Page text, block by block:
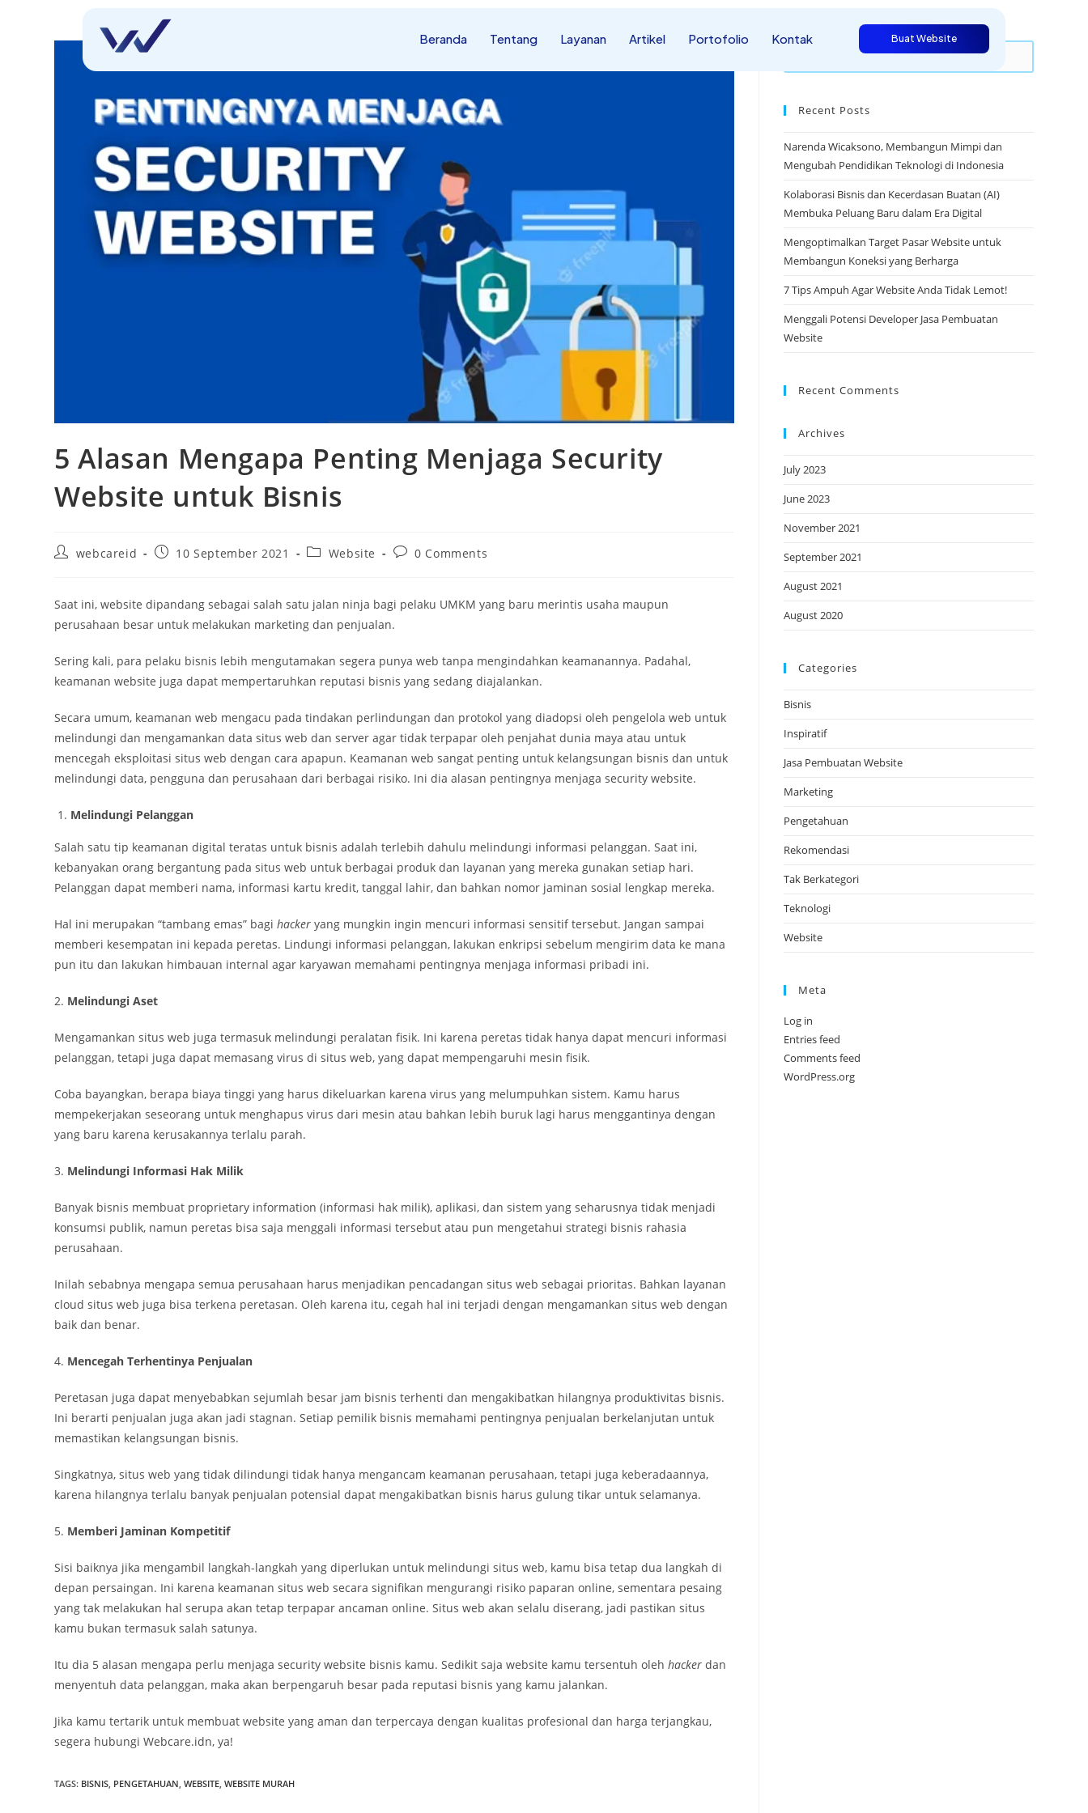
Beranda Tentang Layanan Artikel Portofolio Kontak Buat Website
5 Alasan Mengapa Penting Menjaga Security
Website untuk Bisnis
webcareid 10 September 2021 Website 0 Comments
Saat ini, website dipandang sebagai salah satu jalan ninja bagi pelaku UMKM yang baru merintis usaha maupun
perusahaan besar untuk melakukan marketing dan penjualan.
Sering kali, para pelaku bisnis lebih mengutamakan segera punya web tanpa mengindahkan keamanannya. Padahal,
keamanan website juga dapat mempertaruhkan reputasi bisnis yang sedang diajalankan.
Secara umum, keamanan web mengacu pada tindakan perlindungan dan protokol yang diadopsi oleh pengelola web untuk
melindungi dan mengamankan data situs web dan server agar tidak terpapar oleh penjahat dunia maya atau untuk
mencegah eksploitasi situs web dengan cara apapun. Keamanan web sangat penting untuk kelangsungan bisnis dan untuk
melindungi data, pengguna dan perusahaan dari berbagai risiko. Ini dia alasan pentingnya menjaga security website.
Melindungi Pelanggan
Salah satu tip keamanan digital teratas untuk bisnis adalah terlebih dahulu melindungi informasi pelanggan. Saat ini,
kebanyakan orang bergantung pada situs web untuk berbagai produk dan layanan yang mereka gunakan setiap hari.
Pelanggan dapat memberi nama, informasi kartu kredit, tanggal lahir, dan bahkan nomor jaminan sosial lengkap mereka.
Hal ini merupakan “tambang emas” bagihacker yang mungkin ingin mencuri informasi sensitif tersebut. Jangan sampai
memberi kesempatan ini kepada peretas. Lindungi informasi pelanggan, lakukan enkripsi sebelum mengirim data ke mana
pun itu dan lakukan himbauan internal agar karyawan memahami pentingnya menjaga informasi pribadi ini.
2. Melindungi Aset
Mengamankan situs web juga termasuk melindungi peralatan fisik. Ini karena peretas tidak hanya dapat mencuri informasi
pelanggan, tetapi juga dapat memasang virus di situs web, yang dapat mempengaruhi mesin fisik.
Coba bayangkan, berapa biaya tinggi yang harus dikeluarkan karena virus yang melumpuhkan sistem. Kamu harus
mempekerjakan seseorang untuk menghapus virus dari mesin atau bahkan lebih buruk lagi harus menggantinya dengan
yang baru karena kerusakannya terlalu parah.
3. Melindungi Informasi Hak Milik
Banyak bisnis membuat proprietary information (informasi hak milik), aplikasi, dan sistem yang seharusnya tidak menjadi
konsumsi publik, namun peretas bisa saja menggali informasi tersebut atau pun mengetahui strategi bisnis rahasia
perusahaan.
Inilah sebabnya mengapa semua perusahaan harus menjadikan pencadangan situs web sebagai prioritas. Bahkan layanan
cloud situs web juga bisa terkena peretasan. Oleh karena itu, cegah hal ini terjadi dengan mengamankan situs web dengan
baik dan benar.
4. Mencegah Terhentinya Penjualan
Peretasan juga dapat menyebabkan sejumlah besar jam bisnis terhenti dan mengakibatkan hilangnya produktivitas bisnis.
Ini berarti penjualan juga akan jadi stagnan. Setiap pemilik bisnis memahami pentingnya penjualan berkelanjutan untuk
memastikan kelangsungan bisnis.
Singkatnya, situs web yang tidak dilindungi tidak hanya mengancam keamanan perusahaan, tetapi juga keberadaannya,
karena hilangnya terlalu banyak penjualan potensial dapat mengakibatkan bisnis harus gulung tikar untuk selamanya.
5. Memberi Jaminan Kompetitif
Sisi baiknya jika mengambil langkah-langkah yang diperlukan untuk melindungi situs web, kamu bisa tetap dua langkah di
depan persaingan. Ini karena keamanan situs web secara signifikan mengurangi risiko paparan online, sementara pesaing
yang tak melakukan hal serupa akan tetap terpapar ancaman online. Situs web akan selalu diserang, jadi pastikan situs
kamu bukan termasuk salah satunya.
Itu dia 5 alasan mengapa perlu menjaga security website bisnis kamu. Sedikit saja website kamu tersentuh olehhackerdan
menyentuh data pelanggan, maka akan berpengaruh besar pada reputasi bisnis yang kamu jalankan.
Jika kamu tertarik untuk membuat website yang aman dan terpercaya dengan kualitas profesional dan harga terjangkau,
segera hubungi Webcare.idn, ya!
TAGS: BISNIS, PENGETAHUAN, WEBSITE, WEBSITE MURAH
Recent Posts
Narenda Wicaksono, Membangun Mimpi dan
Mengubah Pendidikan Teknologi di Indonesia
Kolaborasi Bisnis dan Kecerdasan Buatan (AI)
Membuka Peluang Baru dalam Era Digital
Mengoptimalkan Target Pasar Website untuk
Membangun Koneksi yang Berharga
7 Tips Ampuh Agar Website Anda Tidak Lemot!
Menggali Potensi Developer Jasa Pembuatan
Website
Recent Comments
Archives
July 2023
June 2023
November 2021
September 2021
August 2021
August 2020
Categories
Bisnis
Inspiratif
Jasa Pembuatan Website
Marketing
Pengetahuan
Rekomendasi
Tak Berkategori
Teknologi
Website
Meta
Log in
Entries feed
Comments feed
WordPress.org